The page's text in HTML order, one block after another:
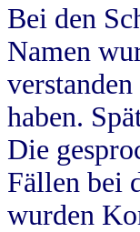
Bei den
Namen
haben.
Die
Fällen bei
wurden